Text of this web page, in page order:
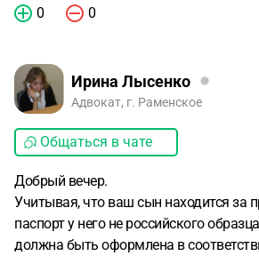
0 0
Ирина Лысенко
Адвокат, г. Раменское
Общаться в чате
Добрый вечер.
Учитывая, что ваш сын находится за
паспорт у него не российского
должна быть оформлена в